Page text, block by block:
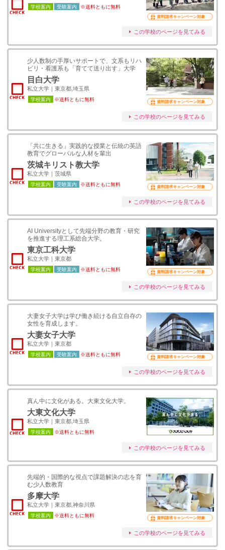
学校案内 受験案内 ※送料ともに無料
資料請求キャンペーン対象
この学校のページを見てみる
少人数制の手厚いサポートで、文系もリハ
ビリ・看護系も「育てて送り出す」大学
目白大学
私立大学｜東京都,埼玉県
学校案内 ※送料ともに無料 資料請求キャンペーン対象
この学校のページを見てみる
「共に生きる」実践的な授業と伝統の英語
教育でグローバルな人材を輩出
茨城キリスト教大学
私立大学｜茨城県
学校案内 受験案内 ※送料ともに無料 資料請求キャンペーン対象
この学校のページを見てみる
AI Universityとして先端分野の教育・研究
を推進する理工系総合大学。
東京工科大学
私立大学｜東京都
学校案内 受験案内 ※送料ともに無料 資料請求キャンペーン対象
この学校のページを見てみる
大妻女子大学は学び働き続ける自立自存の
女性を育成します。
大妻女子大学
私立大学｜東京都
学校案内 受験案内 ※送料ともに無料 資料請求キャンペーン対象
この学校のページを見てみる
真ん中に文化がある。大東文化大学。
大東文化大学
私立大学｜東京都,埼玉県
学校案内 ※送料ともに無料
この学校のページを見てみる
先端的・国際的な視点で課題解決の志を育
む少人数教育
多摩大学
私立大学｜東京都,神奈川県
学校案内 ※送料ともに無料 資料請求キャンペーン対象
この学校のページを見てみる